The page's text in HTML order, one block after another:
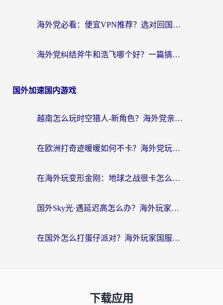
海外党必看：便宜VPN推荐？选对回国加速器才能无缝刷国内剧玩国服
海外党纠结斧牛和浩飞哪个好？一篇搞定回国加速器选择+无缝访问国内资源指南
国外加速国内游戏
越南怎么玩时空猎人-新角色？海外党亲测有效的国服游戏加速指南
在欧洲打奇迹暖暖如何不卡？海外党玩国服游戏的终极加速攻略
在海外玩变形金刚：地球之战很卡怎么办？老玩家亲测的加速器指南，解决卡顿烦恼
国外Sky光·遇延迟高怎么办？海外玩家国服游戏加速终极指南（附实测技巧）
在国外怎么打蛋仔派对？海外玩家国服游戏加速避坑指南（附实测推荐）
下载应用